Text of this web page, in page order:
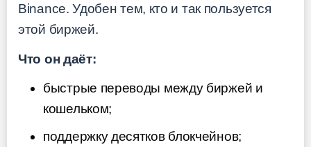
Binance. Удобен тем, кто и так пользуется
этой биржей.
Что он даёт:
быстрые переводы между биржей и
кошельком;
поддержку десятков блокчейнов;